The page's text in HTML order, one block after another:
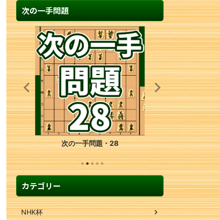
次の一手問題
次の一手問題・35
カテゴリー
NHK杯